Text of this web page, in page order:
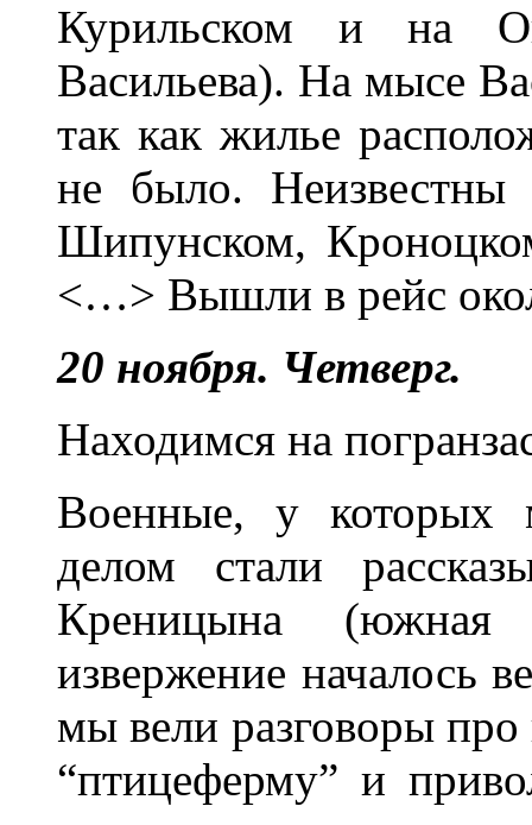
Курильском и на
Васильева). На мысе
так как жилье
не было.
Шипунском,
<…> Вышли в рейс
20 ноября. Четверг.
Находимся на
Военные, у которых
делом стали
Креницына (южная
извержение началось
мы вели разговоры про
“птицеферму” и